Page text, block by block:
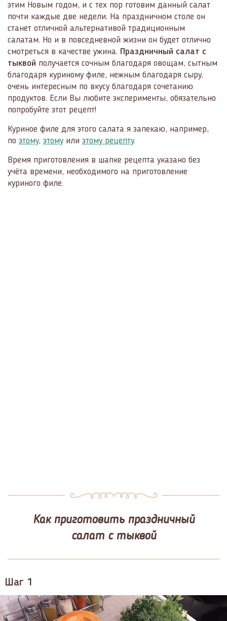
этим Новым годом, и с тех пор готовим данный салат
почти каждые две недели. На праздничном столе он
станет отличной альтернативой традиционным
салатам. Но и в повседневной жизни он будет отлично
смотреться в качестве ужина. Праздничный салат с
тыквой получается сочным благодаря овощам, сытным
благодаря куриному филе, нежным благодаря сыру,
очень интересным по вкусу благодаря сочетанию
продуктов. Если Вы любите эксперименты, обязательно
попробуйте этот рецепт!
Куриное филе для этого салата я запекаю, например,
по этому, этому или этому рецепту.
Время приготовления в шапке рецепта указано без
учёта времени, необходимого на приготовление
куриного филе.
Как приготовить праздничный
салат с тыквой
Шаг 1